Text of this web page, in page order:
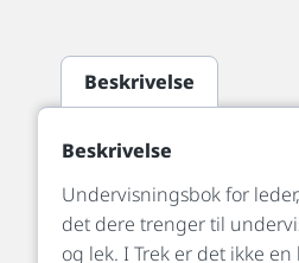
Beskrivelse
Beskrivelse
Undervisningsbok for
det dere trenger til
og lek. I Trek er det ikke